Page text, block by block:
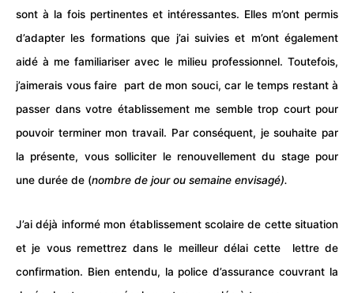
sont à la fois pertinentes et intéressantes. Elles m’ont permis
d’adapter les formationsque j’ai suivies et m’ont également
aidé à me familiariser avec le milieu professionnel. Toutefois,
j’aimerais vous faire part de mon souci, car le temps restant à
passer dans votre établissement me semble trop court pour
pouvoir terminer mon travail. Par conséquent, je souhaite par
la présente, vous solliciter le renouvellement du stage pour
une durée de (nombre de jour ou semaine envisagé).
J’ai déjà informé mon établissement scolairede cette situation
et je vous remettrez dans le meilleur délai cette lettre de
confirmation. Bien entendu, la police d’assurance couvrant la